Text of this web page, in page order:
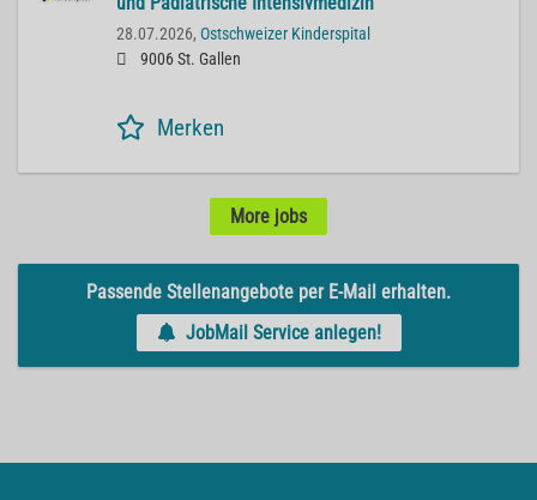
28.07.2026, Ostschweizer Kinderspital
9006 St. Gallen
Merken
More jobs
Passende Stellenangebote per E-Mail erhalten.
JobMail Service anlegen!